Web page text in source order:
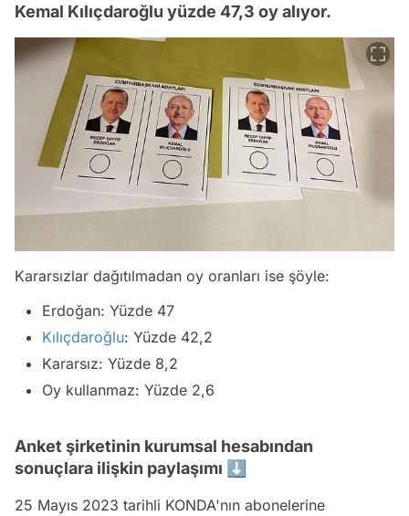
Kemal Kılıçdaroğlu yüzde 47,3 oy alıyor.
Kararsızlar dağıtılmadan oy oranları ise şöyle:
Erdoğan: Yüzde 47
Kılıçdaroğlu: Yüzde 42,2
Kararsız: Yüzde 8,2
Oy kullanmaz: Yüzde 2,6
Anket şirketinin kurumsal hesabından
sonuçlara ilişkin paylaşımı ⬇️
25 Mayıs 2023 tarihli KONDA'nın abonelerine